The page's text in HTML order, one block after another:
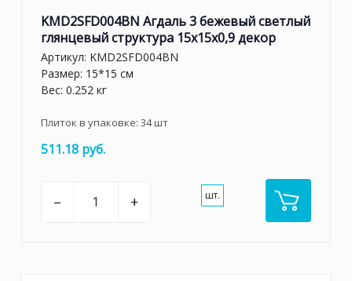
KMD2SFD004BN Агдаль 3 бежевый светлый
глянцевый структура 15x15x0,9 декор
Артикул: KMD2SFD004BN
Размер: 15*15 см
Вес: 0.252 кг
Плиток в упаковке: 34шт
511.18 руб.
– + шт.